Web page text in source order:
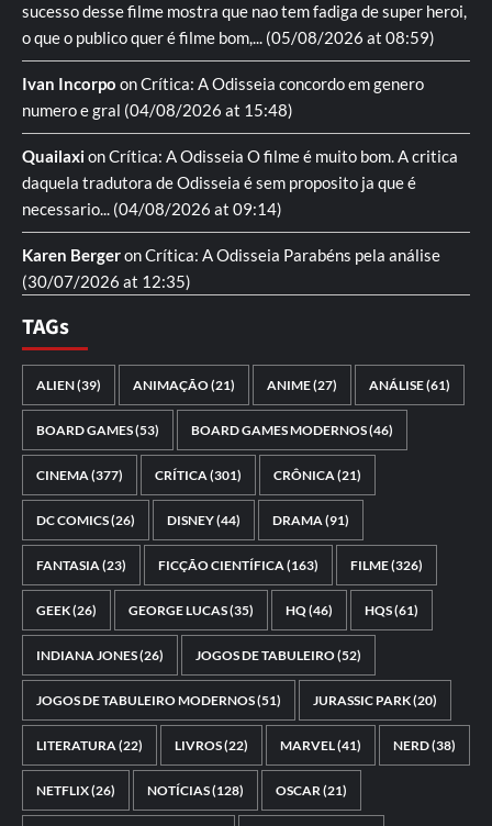
sucesso desse filme mostra que nao tem fadiga de super heroi,
o que o publico quer é filme bom,... (05/08/2026 at 08:59)
Ivan Incorpo onCrítica: A Odisseia concordo em genero
numero e gral (04/08/2026 at 15:48)
QuailaxionCrítica: A Odisseia O filme é muito bom. A critica
daquela tradutora de Odisseia é sem proposito ja que é
necessario... (04/08/2026 at 09:14)
Karen BergeronCrítica: A Odisseia Parabéns pela análise
(30/07/2026 at 12:35)
TAGs
ALIEN(39) ANIMAÇÃO(21) ANIME(27) ANÁLISE(61)
BOARD GAMES(53) BOARD GAMES MODERNOS(46)
CINEMA(377) CRÍTICA(301) CRÔNICA(21)
DC COMICS(26) DISNEY(44) DRAMA(91)
FANTASIA(23) FICÇÃO CIENTÍFICA(163) FILME(326)
GEEK(26) GEORGE LUCAS(35) HQ(46) HQS(61)
INDIANA JONES(26) JOGOS DE TABULEIRO(52)
JOGOS DE TABULEIRO MODERNOS(51) JURASSIC PARK(20)
LITERATURA(22) LIVROS(22) MARVEL(41) NERD(38)
NETFLIX(26) NOTÍCIAS(128) OSCAR(21)